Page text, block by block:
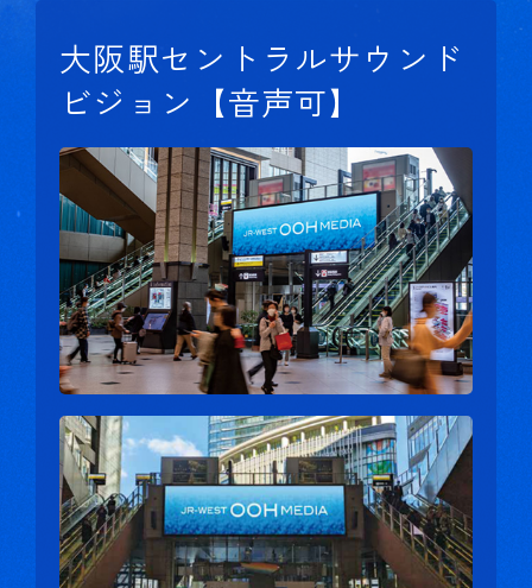
大阪駅セントラルサウンド
ビジョン【音声可】